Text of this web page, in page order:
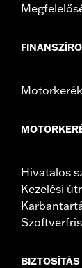
Hivatalos
Kezelési
BIZTOSÍTÁS